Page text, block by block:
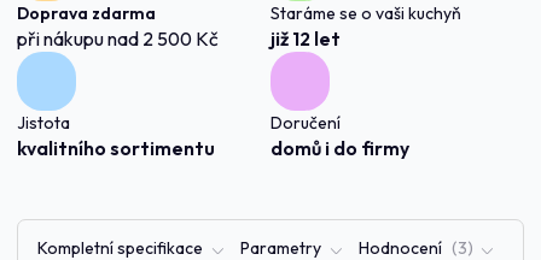
Doprava zdarma
při nákupu nad 2 500 Kč
Staráme se o vaši kuchyň
již 12 let
Jistota
kvalitního sortimentu
Doručení
domů i do firmy
Kompletní specifikace Parametry Hodnocení 3